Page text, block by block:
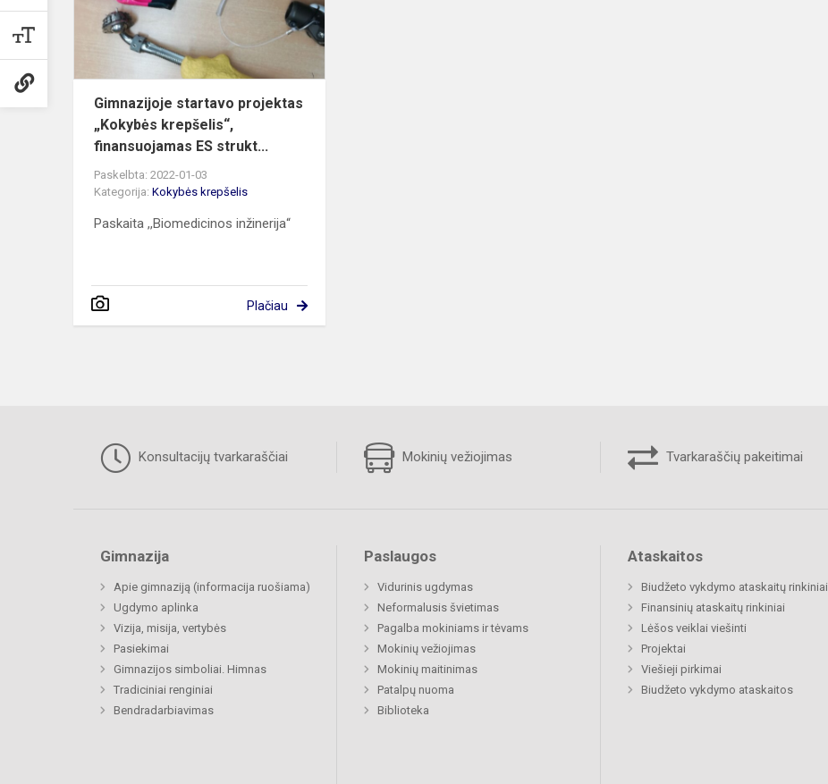
krepšelis“,
finansu...
Gimnazijoje startavo projektas
„Kokybės krepšelis“,
finansuojamas ES strukt...
Paskelbta: 2022-01-03
Kategorija: Kokybės krepšelis
Paskaita ,,Biomedicinos inžinerija“
Plačiau
Konsultacijų tvarkaraščiai Mokinių vežiojimas Tvarkaraščių pakeitimai
Gimnazija
Apie gimnaziją (informacija ruošiama)
Ugdymo aplinka
Vizija, misija, vertybės
Pasiekimai
Gimnazijos simboliai. Himnas
Tradiciniai renginiai
Bendradarbiavimas
Paslaugos
Vidurinis ugdymas
Neformalusis švietimas
Pagalba mokiniams ir tėvams
Mokinių vežiojimas
Mokinių maitinimas
Patalpų nuoma
Biblioteka
Ataskaitos
Biudžeto vykdymo ataskaitų rinkiniai
Finansinių ataskaitų rinkiniai
Lėšos veiklai viešinti
Projektai
Viešieji pirkimai
Biudžeto vykdymo ataskaitos